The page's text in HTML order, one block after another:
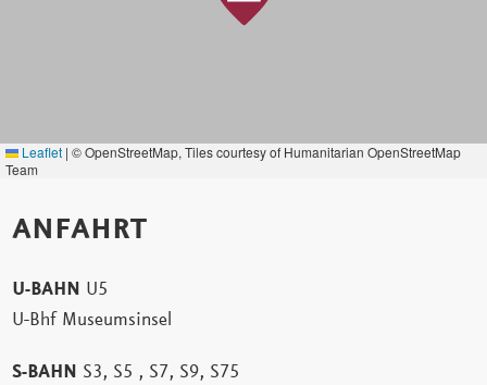
Leaflet | © OpenStreetMap, Tiles courtesy of Humanitarian OpenStreetMap
Team
ANFAHRT
U-BAHN U5
U-Bhf Museumsinsel
S-BAHN S3, S5 , S7, S9, S75